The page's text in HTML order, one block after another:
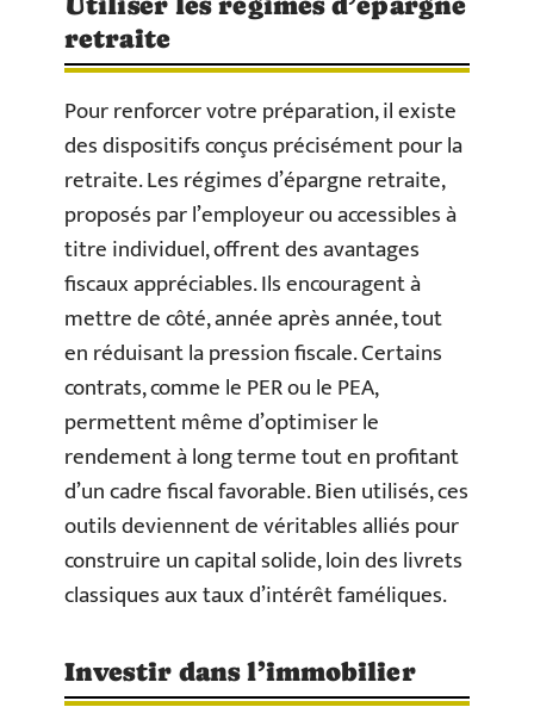
retraite
Pour renforcer votre préparation, il existe
des dispositifs conçus précisément pour la
retraite. Les régimes d’épargne retraite,
proposés par l’employeur ou accessibles à
titre individuel, offrent des avantages
fiscaux appréciables. Ils encouragent à
mettre de côté, année après année, tout
en réduisant la pression fiscale. Certains
contrats, comme le PER ou le PEA,
permettent même d’optimiser le
rendement à long terme tout en profitant
d’un cadre fiscal favorable. Bien utilisés, ces
outils deviennent de véritables alliés pour
construire un capital solide, loin des livrets
classiques aux taux d’intérêt faméliques.
Investir dans l’immobilier